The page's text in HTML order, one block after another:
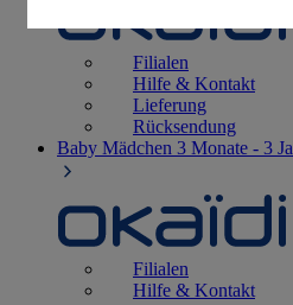
Filialen
Hilfe & Kontakt
Lieferung
Rücksendung
Baby Mädchen 3 Monate - 3
Filialen
Hilfe & Kontakt